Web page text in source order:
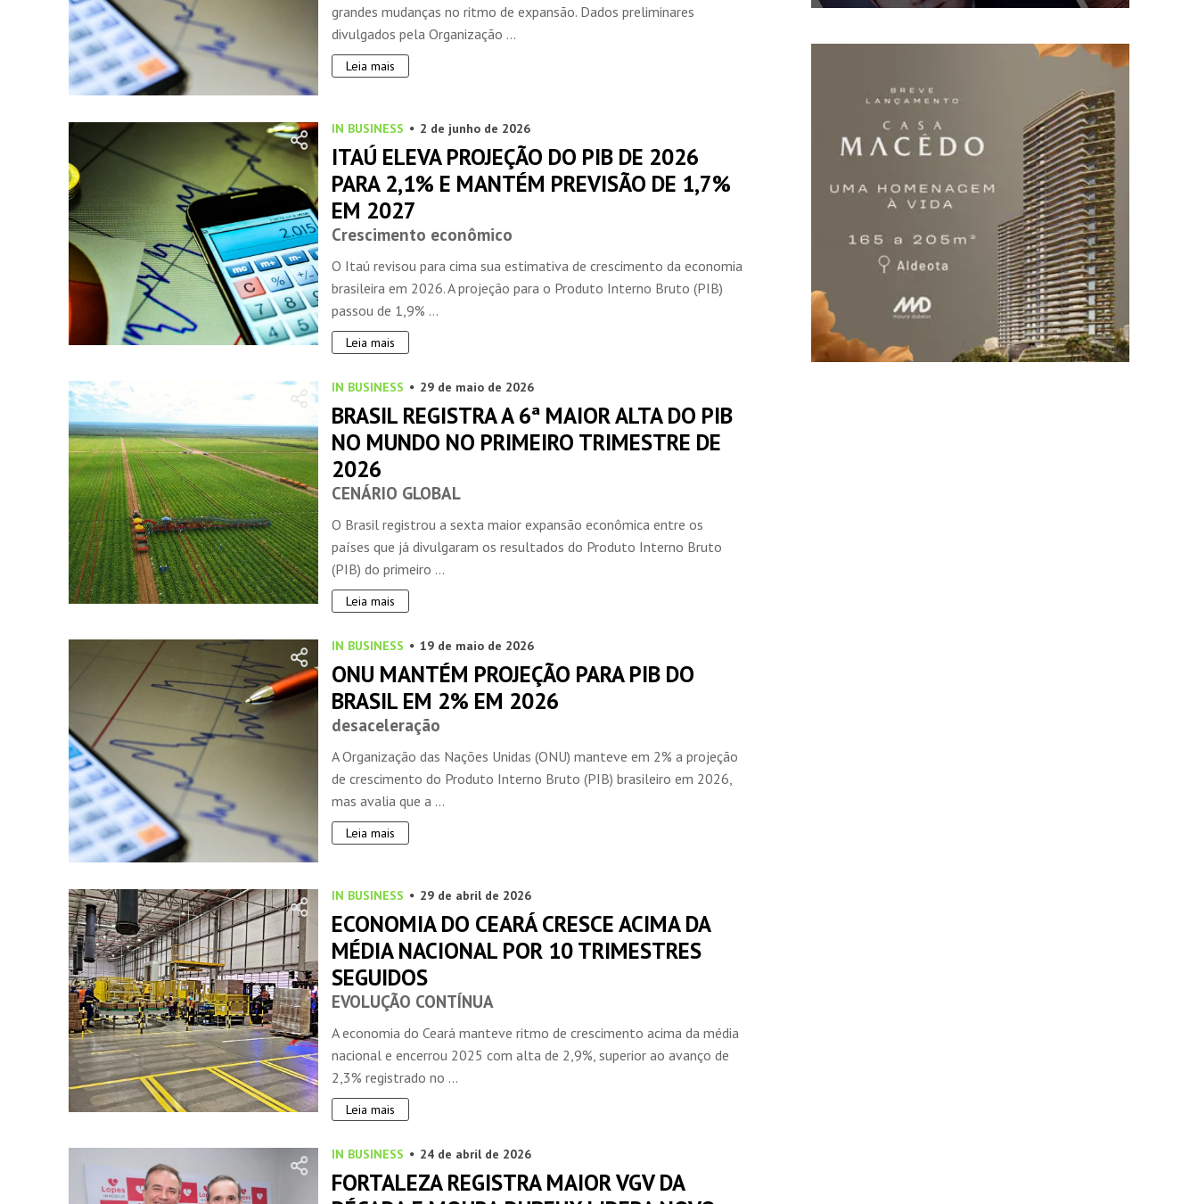
grandes mudanças no ritmo de expansão. Dados preliminares
divulgados pela Organização ...
Leia mais
IN BUSINESS 2 de junho de 2026
ITAÚ ELEVA PROJEÇÃO DO PIB DE 2026
PARA 2,1% E MANTÉM PREVISÃO DE 1,7%
EM 2027
Crescimento econômico
O Itaú revisou para cima sua estimativa de crescimento da economia
brasileira em 2026. A projeção para o Produto Interno Bruto (PIB)
passou de 1,9% ...
Leia mais
IN BUSINESS 29 de maio de 2026
BRASIL REGISTRA A 6ª MAIOR ALTA DO PIB
NO MUNDO NO PRIMEIRO TRIMESTRE DE
2026
CENÁRIO GLOBAL
O Brasil registrou a sexta maior expansão econômica entre os
países que já divulgaram os resultados do Produto Interno Bruto
(PIB) do primeiro ...
Leia mais
IN BUSINESS 19 de maio de 2026
ONU MANTÉM PROJEÇÃO PARA PIB DO
BRASIL EM 2% EM 2026
desaceleração
A Organização das Nações Unidas (ONU) manteve em 2% a projeção
de crescimento do Produto Interno Bruto (PIB) brasileiro em 2026,
mas avalia que a ...
Leia mais
IN BUSINESS 29 de abril de 2026
ECONOMIA DO CEARÁ CRESCE ACIMA DA
MÉDIA NACIONAL POR 10 TRIMESTRES
SEGUIDOS
EVOLUÇÃO CONTÍNUA
A economia do Ceará manteve ritmo de crescimento acima da média
nacional e encerrou 2025 com alta de 2,9%, superior ao avanço de
2,3% registrado no ...
Leia mais
IN BUSINESS 24 de abril de 2026
FORTALEZA REGISTRA MAIOR VGV DA